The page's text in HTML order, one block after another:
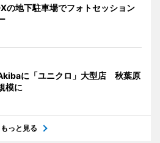
の地下駐車場でフォトセッション
に「ユニクロ」大型店 秋葉原
模に
もっと見る